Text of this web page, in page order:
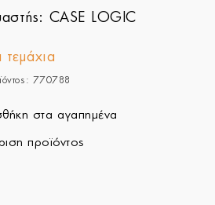
CASE LOGIC
τεμάχια
770788
στα αγαπημένα
προϊόντος